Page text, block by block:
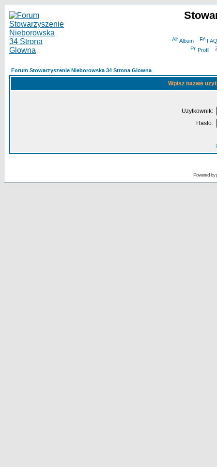
Album
FAQ
Profil
Forum Stowarzyszenie Nieborowska 34 Strona Glowna
Wpisz nazwe
Uzytkownik:
Haslo:
Powered by